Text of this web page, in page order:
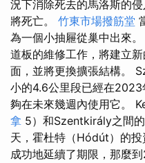
況下消除死去的馬洛斯的
將死亡。 竹東市場撥筋堂
為一個小抽屜從巢中出來。
道板的維修工作，將建立
面，並將更換擴張結構。
小的4.6公里段已經在
夠在未來幾週內使用它。
拿 5）和Szentkirály之間
天，霍杜特（Hódút）的投
成功地延續了期限，那麼